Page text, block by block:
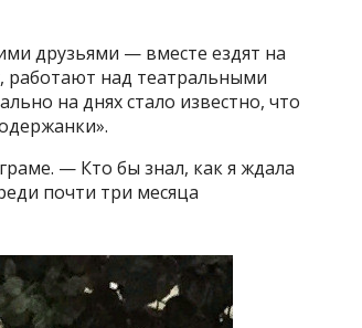
друзьями — вместе ездят на
работают над театральными
на днях стало известно, что
— Кто бы знал, как я ждала
почти три месяца